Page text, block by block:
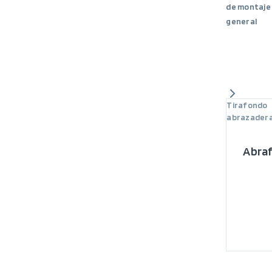
de montaje
general
Tirafondo